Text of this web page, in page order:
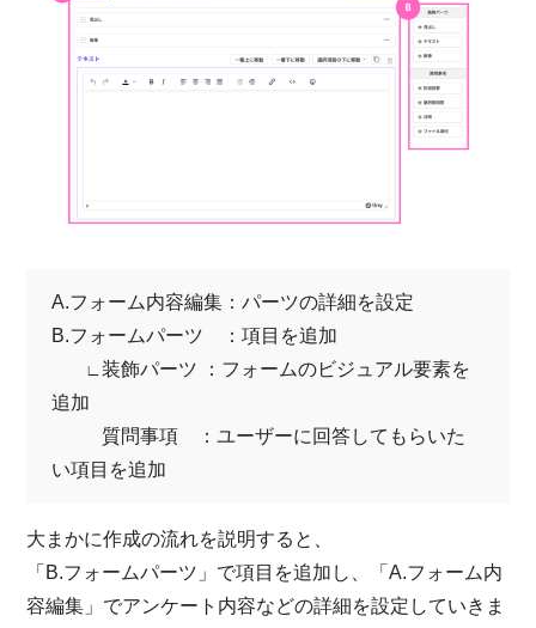
A.フォーム内容編集：パーツの詳細を設定
B.フォームパーツ ：項目を追加
∟装飾パーツ ：フォームのビジュアル要素を
追加
質問事項 ：ユーザーに回答してもらいた
い項目を追加
大まかに作成の流れを説明すると、
「B.フォームパーツ」で項目を追加し、「A.フォーム内
容編集」でアンケート内容などの詳細を設定していきま